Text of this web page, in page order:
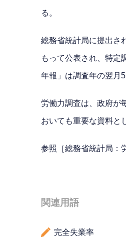
る。
総務省統計局に提出さ
もって公表され、特定
年報」は調査年の翌月5
労働力調査は、政府が
おいても重要な資料と
参照［総務省統計局：
関連用語
完全失業率